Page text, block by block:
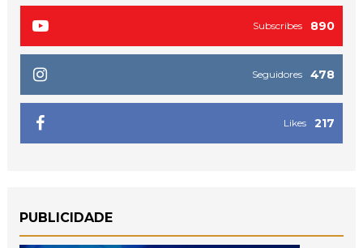
890
Subscribes
478
Seguidores
217
Likes
PUBLICIDADE